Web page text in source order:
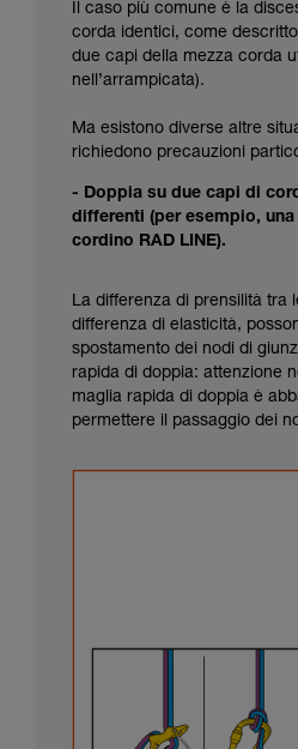
Il caso più comune è la
corda identici, come
due capi della mezza corda
nell’arrampicata).
Ma esistono diverse altre
richiedono precauzioni
- Doppia su due capi di
differenti (per esempio,
cordino RAD LINE).
La differenza di prensilità tra
differenza di elasticità,
spostamento dei nodi di
rapida di doppia: attenzione
maglia rapida di doppia è
permettere il passaggio dei